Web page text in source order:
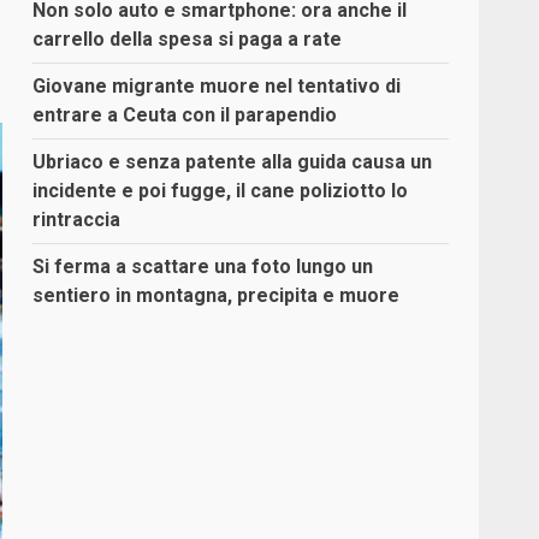
Non solo auto e smartphone: ora anche il
carrello della spesa si paga a rate
Giovane migrante muore nel tentativo di
entrare a Ceuta con il parapendio
Ubriaco e senza patente alla guida causa un
incidente e poi fugge, il cane poliziotto lo
rintraccia
Si ferma a scattare una foto lungo un
sentiero in montagna, precipita e muore